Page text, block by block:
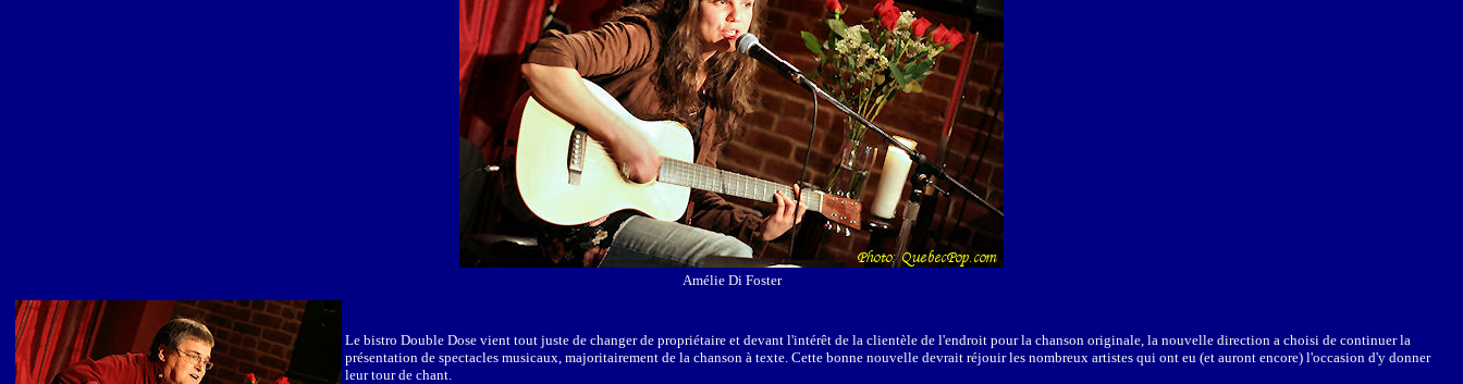
Amélie Di Foster
Le bistro Double Dose vient tout juste de changer de propriétaire et devant l'intérêt de la clientèle de l'endroit pour la chanson originale, la nouvelle direction a choisi de continuer la
présentation de spectacles musicaux, majoritairement de la chanson à texte. Cette bonne nouvelle devrait réjouir les nombreux artistes qui ont eu (et auront encore) l'occasion d'y donner
leur tour de chant.